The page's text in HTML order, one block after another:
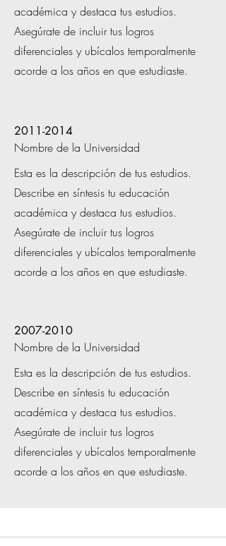
académica y destaca tus estudios.
Asegúrate de incluir tus logros
diferenciales y ubícalos temporalmente
acorde a los años en que estudiaste.
2011-2014
Nombre de la Universidad
Esta es la descripción de tus estudios.
Describe en síntesis tu educación
académica y destaca tus estudios.
Asegúrate de incluir tus logros
diferenciales y ubícalos temporalmente
acorde a los años en que estudiaste.
2007-2010
Nombre de la Universidad
Esta es la descripción de tus estudios.
Describe en síntesis tu educación
académica y destaca tus estudios.
Asegúrate de incluir tus logros
diferenciales y ubícalos temporalmente
acorde a los años en que estudiaste.